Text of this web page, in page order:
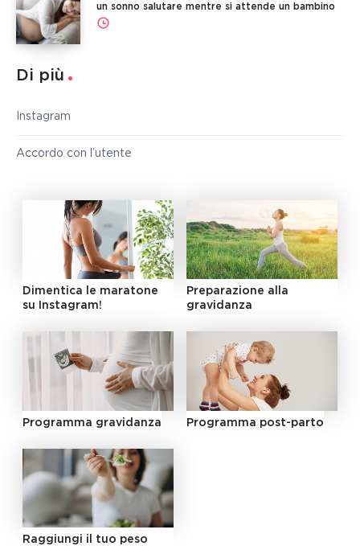
un sonno salutare mentre si attende un bambino
Di più
Instagram
Accordo con l’utente
Dimentica le maratone
su Instagram!
Preparazione alla
gravidanza
Programma gravidanza Programma post-parto
Raggiungi il tuo peso